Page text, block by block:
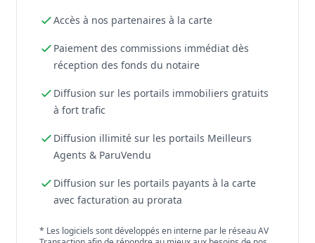
Accès à nos partenaires à la carte
Paiement des commissions immédiat dès
réception des fonds du notaire
Diffusion sur les portails immobiliers gratuits
à fort trafic
Diffusion illimité sur les portails Meilleurs
Agents & ParuVendu
Diffusion sur les portails payants à la carte
avec facturation au prorata
* Les logiciels sont développés en interne par le réseau AV